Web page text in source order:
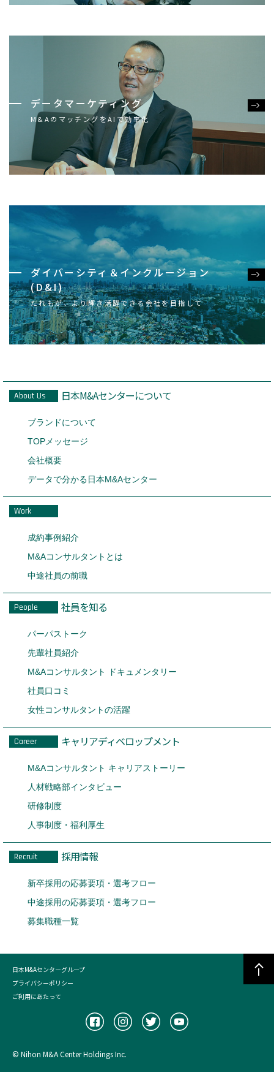
データマーケティング
M&AのマッチングをAIで効率化
ダイバーシティ＆インクルージョン
(D&I)
だれもが、より輝き活躍できる会社を目指して
About Us 日本M&Aセンターについて
ブランドについて
TOPメッセージ
会社概要
データで分かる日本M&Aセンター
Work
成約事例紹介
M&Aコンサルタントとは
中途社員の前職
People 社員を知る
パーパストーク
先輩社員紹介
M&Aコンサルタント ドキュメンタリー
社員口コミ
女性コンサルタントの活躍
Career キャリアディベロップメント
M&Aコンサルタント キャリアストーリー
人材戦略部インタビュー
研修制度
人事制度・福利厚生
Recruit 採用情報
新卒採用の応募要項・選考フロー
中途採用の応募要項・選考フロー
募集職種一覧
日本M&Aセンターグループ
プライバシーポリシー
ご利用にあたって
© Nihon M&A Center Holdings Inc.